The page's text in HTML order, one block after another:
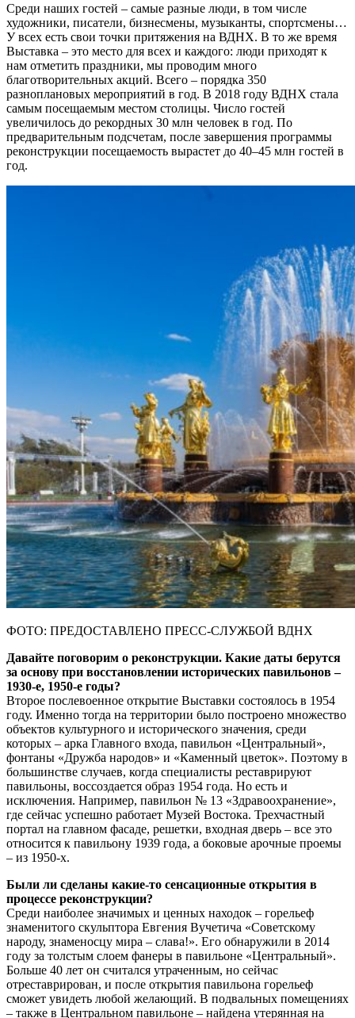
Среди наших гостей – самые разные люди, в том числе
художники, писатели, бизнесмены, музыканты, спортсмены…
У всех есть свои точки притяжения на ВДНХ. В то же время
Выставка – это место для всех и каждого: люди приходят к
нам отметить праздники, мы проводим много
благотворительных акций. Всего – порядка 350
разноплановых мероприятий в год. В 2018 году ВДНХ стала
самым посещаемым местом столицы. Число гостей
увеличилось до рекордных 30 млн человек в год. По
предварительным подсчетам, после завершения программы
реконструкции посещаемость вырастет до 40–45 млн гостей в
год.
ФОТО: ПРЕДОСТАВЛЕНО ПРЕСС-СЛУЖБОЙ ВДНХ
Давайте поговорим о реконструкции. Какие даты берутся
за основу при восстановлении исторических павильонов –
1930-е, 1950-е годы?
Второе послевоенное открытие Выставки состоялось в 1954
году. Именно тогда на территории было построено множество
объектов культурного и исторического значения, среди
которых – арка Главного входа, павильон «Центральный»,
фонтаны «Дружба народов» и «Каменный цветок». Поэтому в
большинстве случаев, когда специалисты реставрируют
павильоны, воссоздается образ 1954 года. Но есть и
исключения. Например, павильон № 13 «Здравоохранение»,
где сейчас успешно работает Музей Востока. Трехчастный
портал на главном фасаде, решетки, входная дверь – все это
относится к павильону 1939 года, а боковые арочные проемы
– из 1950-х.
Были ли сделаны какие-то сенсационные открытия в
процессе реконструкции?
Среди наиболее значимых и ценных находок – горельеф
знаменитого скульптора Евгения Вучетича «Советскому
народу, знаменосцу мира – слава!». Его обнаружили в 2014
году за толстым слоем фанеры в павильоне «Центральный».
Больше 40 лет он считался утраченным, но сейчас
отреставрирован, и после открытия павильона горельеф
сможет увидеть любой желающий. В подвальных помещениях
– также в Центральном павильоне – найдена утерянная на